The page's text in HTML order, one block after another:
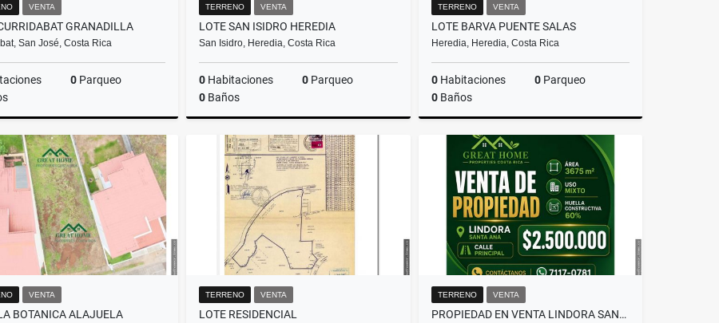
VENTA
GRANADILLA
San José, Costa Rica
0Parqueo
Venta
₡60.000.000
TERRENO VENTA
LOTE SAN ISIDRO HEREDIA
San Isidro, Heredia, Costa Rica
0 Habitaciones 0 Parqueo
0 Baños
₡58.000.000
TERRENO VENTA
LOTE BARVA PUENTE SALAS
Heredia, Heredia, Costa Rica
0Habitaciones 0Parqueo
0Baños
₡45.000.000
VENTA
BOTANICA ALAJUELA
TERRENO VENTA
LOTE RESIDENCIAL
TERRENO VENTA
PROPIEDAD EN VENTA LINDORA SANTA ANA